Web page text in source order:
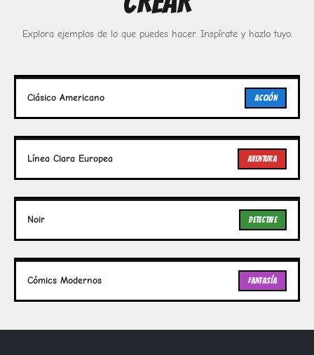
Explora ejemplos de lo que puedes hacer. Inspírate y hazlo tuyo.
Clásico Americano ACCIÓN
Línea Clara Europea AVENTURA
Noir DETECTIVE
Cómics Modernos FANTASÍA